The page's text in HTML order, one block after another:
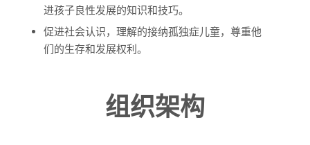
进孩子良性发展的知识和技巧。
促进社会认识，理解的接纳孤独症儿童，尊重他
们的生存和发展权利。
组织架构